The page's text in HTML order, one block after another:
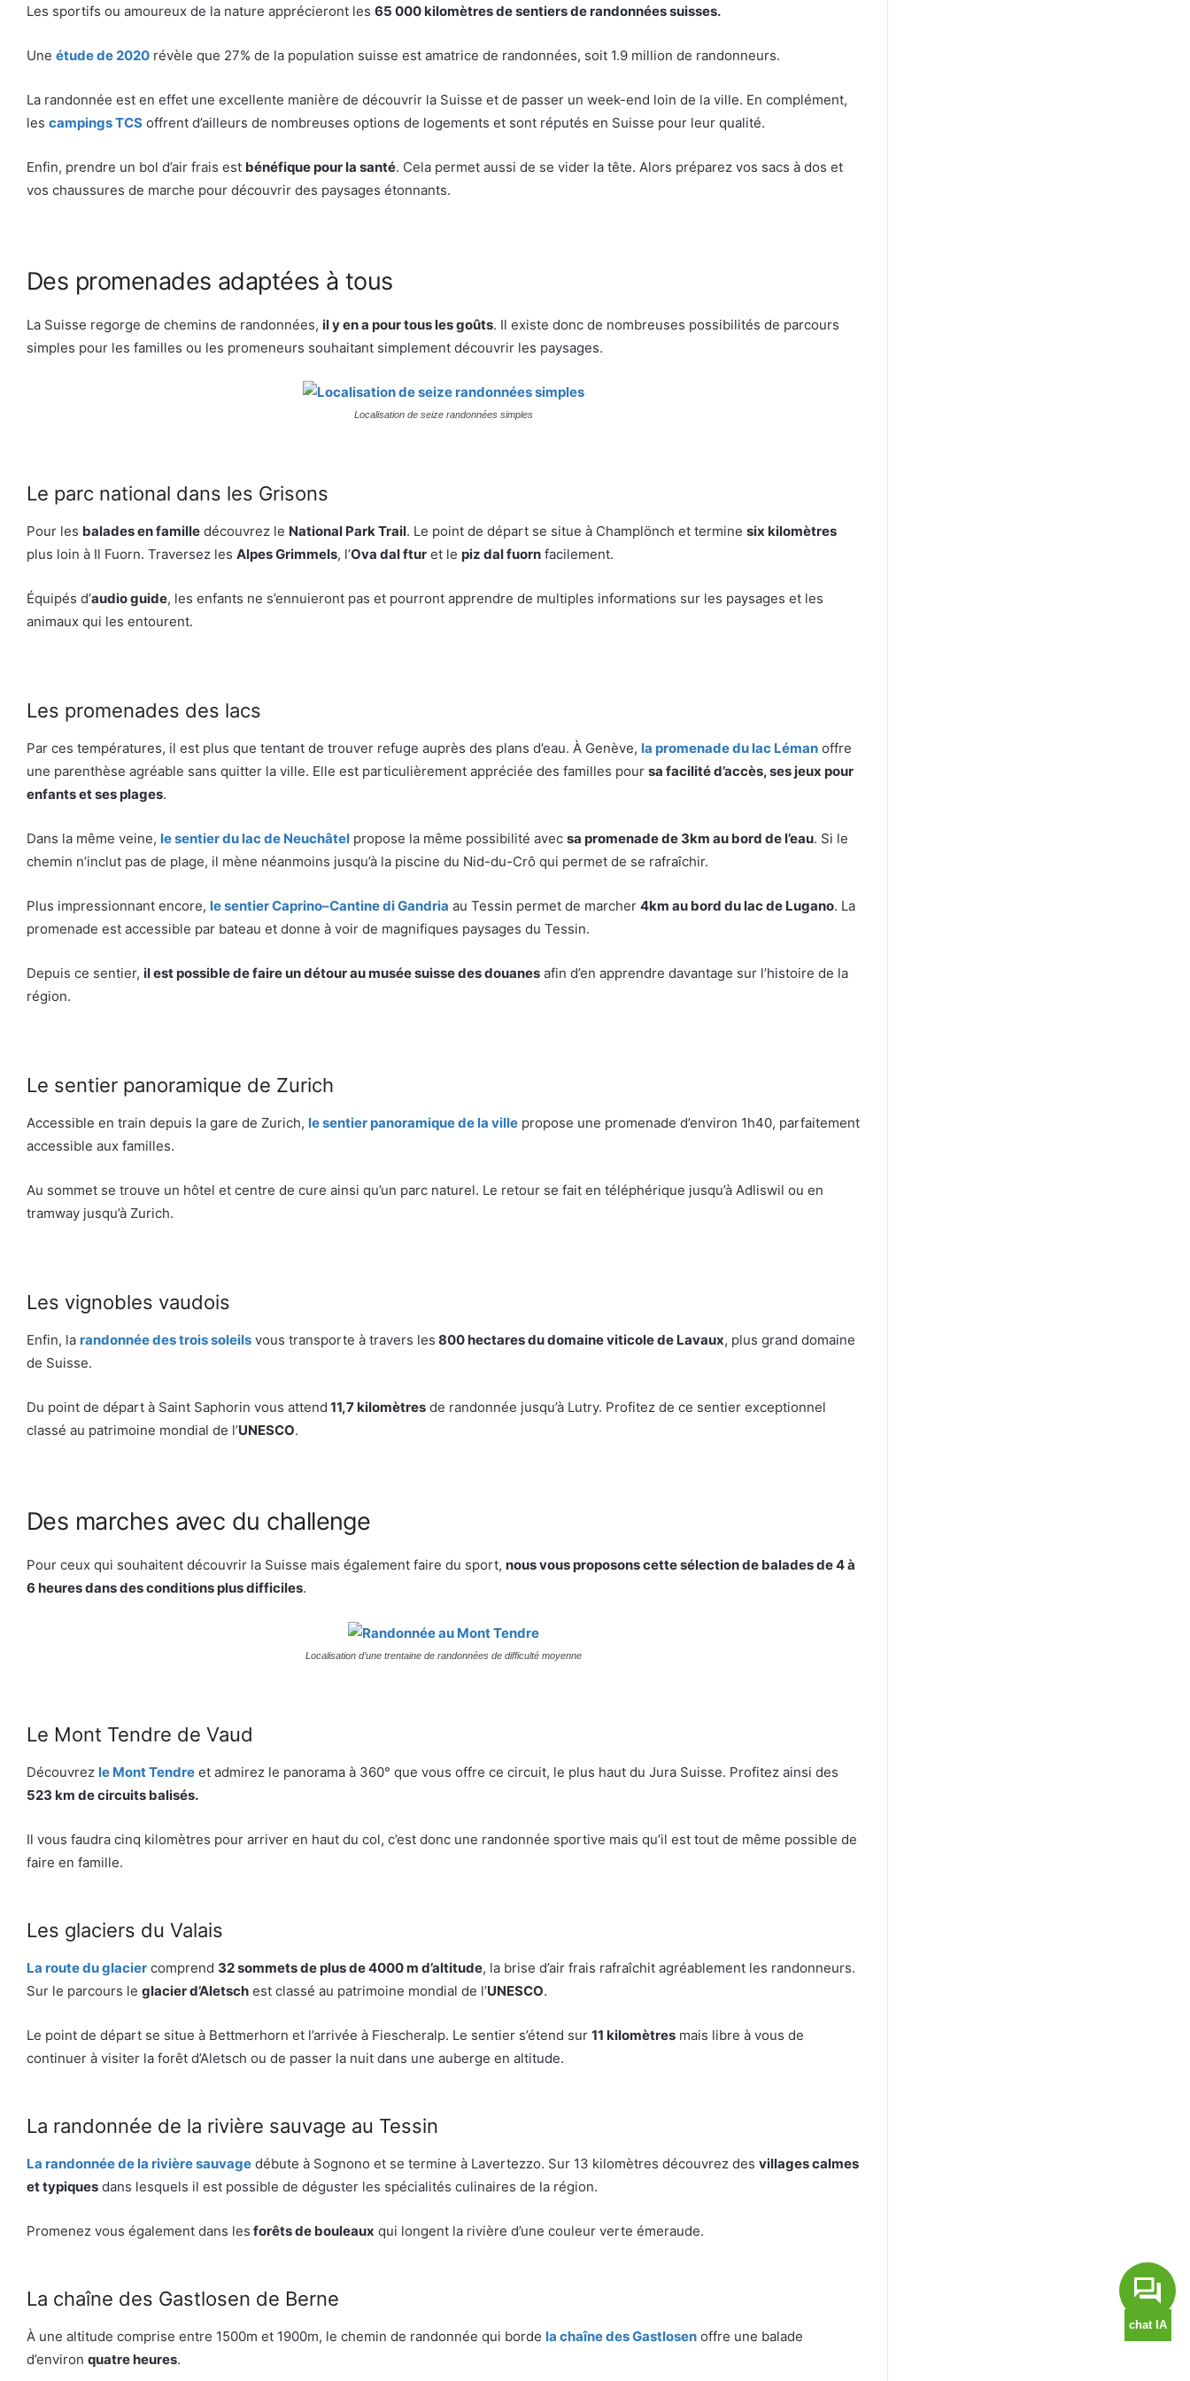
Les sportifs ou amoureux de la nature apprécieront les 65 000 kilomètres de sentiers de randonnées suisses.
Une étude de 2020 révèle que 27% de la population suisse est amatrice de randonnées, soit 1.9 million de randonneurs.
La randonnée est en effet une excellente manière de découvrir la Suisse et de passer un week-end loin de la ville. En complément,
les campings TCS offrent d’ailleurs de nombreuses options de logements et sont réputés en Suisse pour leur qualité.
Enfin, prendre un bol d’air frais est bénéfique pour la santé. Cela permet aussi de se vider la tête. Alors préparez vos sacs à dos et
vos chaussures de marche pour découvrir des paysages étonnants.
Des promenades adaptées à tous
La Suisse regorge de chemins de randonnées, il y en a pour tous les goûts. Il existe donc de nombreuses possibilités de parcours
simples pour les familles ou les promeneurs souhaitant simplement découvrir les paysages.
Localisation de seize randonnées simples
Le parc national dans les Grisons
Pour les balades en famille découvrez le National Park Trail. Le point de départ se situe à Champlönch et termine six kilomètres
plus loin à Il Fuorn. Traversez les Alpes Grimmels, l’Ova dal ftur et le piz dal fuorn facilement.
Équipés d’audio guide, les enfants ne s’ennuieront pas et pourront apprendre de multiples informations sur les paysages et les
animaux qui les entourent.
Les promenades des lacs
Par ces températures, il est plus que tentant de trouver refuge auprès des plans d’eau. À Genève, la promenade du lac Léman offre
une parenthèse agréable sans quitter la ville. Elle est particulièrement appréciée des familles pour sa facilité d’accès, ses jeux pour
enfants et ses plages.
Dans la même veine, le sentier du lac de Neuchâtel propose la même possibilité avec sa promenade de 3km au bord de l’eau. Si le
chemin n’inclut pas de plage, il mène néanmoins jusqu’à la piscine du Nid-du-Crô qui permet de se rafraîchir.
Plus impressionnant encore, le sentier Caprino–Cantine di Gandria au Tessin permet de marcher 4km au bord du lac de Lugano. La
promenade est accessible par bateau et donne à voir de magnifiques paysages du Tessin.
Depuis ce sentier, il est possible de faire un détour au musée suisse des douanes afin d’en apprendre davantage sur l’histoire de la
région.
Le sentier panoramique de Zurich
Accessible en train depuis la gare de Zurich, le sentier panoramique de la ville propose une promenade d’environ 1h40, parfaitement
accessible aux familles.
Au sommet se trouve un hôtel et centre de cure ainsi qu’un parc naturel. Le retour se fait en téléphérique jusqu’à Adliswil ou en
tramway jusqu’à Zurich.
Les vignobles vaudois
Enfin, la randonnée des trois soleils vous transporte à travers les 800 hectares du domaine viticole de Lavaux, plus grand domaine
de Suisse.
Du point de départ à Saint Saphorin vous attend 11,7 kilomètres de randonnée jusqu’à Lutry. Profitez de ce sentier exceptionnel
classé au patrimoine mondial de l’UNESCO.
Des marches avec du challenge
Pour ceux qui souhaitent découvrir la Suisse mais également faire du sport, nous vous proposons cette sélection de balades de 4 à
6 heures dans des conditions plus difficiles.
Localisation d’une trentaine de randonnées de difficulté moyenne
Le Mont Tendre de Vaud
Découvrez le Mont Tendre et admirez le panorama à 360° que vous offre ce circuit, le plus haut du Jura Suisse. Profitez ainsi des
523 km de circuits balisés.
Il vous faudra cinq kilomètres pour arriver en haut du col, c’est donc une randonnée sportive mais qu’il est tout de même possible de
faire en famille.
Les glaciers du Valais
La route du glacier comprend 32 sommets de plus de 4000 m d’altitude, la brise d’air frais rafraîchit agréablement les randonneurs.
Sur le parcours le glacier d’Aletsch est classé au patrimoine mondial de l’UNESCO.
Le point de départ se situe à Bettmerhorn et l’arrivée à Fiescheralp. Le sentier s’étend sur 11 kilomètres mais libre à vous de
continuer à visiter la forêt d’Aletsch ou de passer la nuit dans une auberge en altitude.
La randonnée de la rivière sauvage au Tessin
La randonnée de la rivière sauvage débute à Sognono et se termine à Lavertezzo. Sur 13 kilomètres découvrez des villages calmes
et typiques dans lesquels il est possible de déguster les spécialités culinaires de la région.
Promenez vous également dans les forêts de bouleaux qui longent la rivière d’une couleur verte émeraude.
La chaîne des Gastlosen de Berne
À une altitude comprise entre 1500m et 1900m, le chemin de randonnée qui borde la chaîne des Gastlosen offre une balade
d’environ quatre heures.